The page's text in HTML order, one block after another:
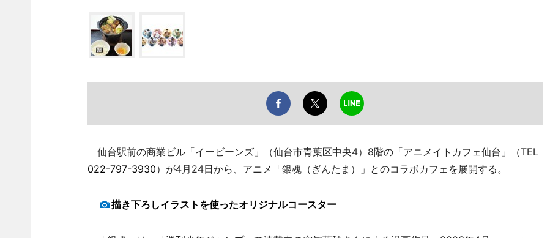
仙台駅前の商業ビル「イービーンズ」（仙台市青葉区中央4）8階の「アニメイトカフェ仙台」（TEL
022-797-3930）が4月24日から、アニメ「銀魂（ぎんたま）」とのコラボカフェを展開する。
描き下ろしイラストを使ったオリジナルコースター